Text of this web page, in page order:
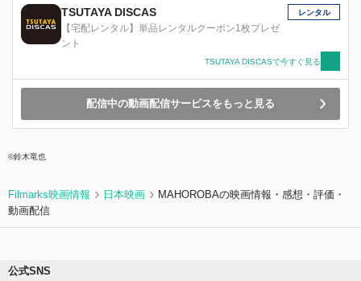
TSUTAYA DISCAS
【宅配レンタル】単品レンタルクーポン1枚プレゼ
ント
レンタル
TSUTAYA DISCASで今すぐ見る
配信中の動画配信サービスをもっと見る
©鈴木竜也
Filmarks映画情報 日本映画
MAHOROBAの映画情報・感想・評価・
動画配信
公式SNS